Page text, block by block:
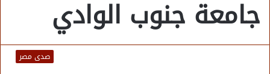
جامعة جنوب الوادي
صدى مصر